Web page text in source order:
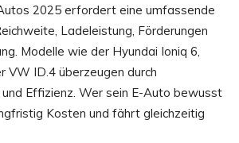
2025 erfordert eine umfassende
Ladeleistung, Förderungen
Modelle wie der Hyundai Ioniq 6,
VW ID.4 überzeugen durch
Effizienz. Wer sein E-Auto bewusst
Kosten und fährt gleichzeitig